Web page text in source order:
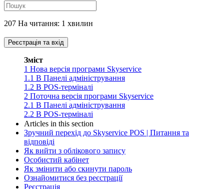
207 На читання: 1 хвилин
Реєстрація та вхід
Зміст
1 Нова версія програми Skyservice
1.1 В Панелі адміністрування
1.2 В POS-терміналі
2 Поточна версія програми Skyservice
2.1 В Панелі адміністрування
2.2 В POS-терміналі
Articles in this section
Зручний перехід до Skyservice POS | Питання та
відповіді
Як вийти з облікового запису
Особистий кабінет
Як змінити або скинути пароль
Ознайомитися без реєстрації
Реєстрація